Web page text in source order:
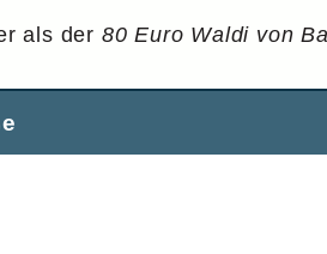
als der 80 Euro Waldi von